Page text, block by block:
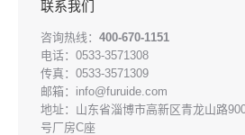
联系我们
咨询热线： 400-670-1151
电话：0533-3571308
传真：0533-3571309
邮箱：info@furuide.com
地址：山东省淄博市高新区青龙山路
号厂房C座